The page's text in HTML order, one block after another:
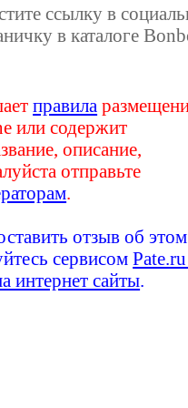
ссылку в
в каталоге
правила
или содержит
описание,
отправьте
отзыв об этом
сервисом
интернет сайты